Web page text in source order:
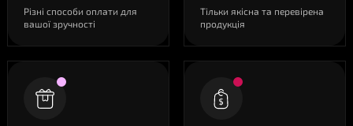
Різні способи оплати для
вашої зручності
Тільки якісна та перевірена
продукція